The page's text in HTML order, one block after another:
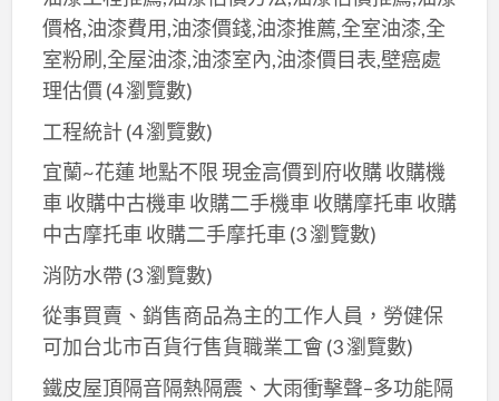
價格,油漆費用,油漆價錢,油漆推薦,全室油漆,全
室粉刷,全屋油漆,油漆室內,油漆價目表,壁癌處
理估價(4 瀏覽數)
工程統計(4 瀏覽數)
宜蘭~花蓮 地點不限 現金高價到府收購 收購機
車 收購中古機車 收購二手機車 收購摩托車 收購
中古摩托車 收購二手摩托車(3 瀏覽數)
消防水帶 (3 瀏覽數)
從事買賣、銷售商品為主的工作人員，勞健保
可加台北市百貨行售貨職業工會 (3 瀏覽數)
鐵皮屋頂隔音隔熱隔震、大雨衝擊聲–多功能隔